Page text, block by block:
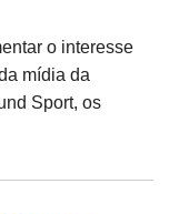
o interesse
mídia da
Sport, os